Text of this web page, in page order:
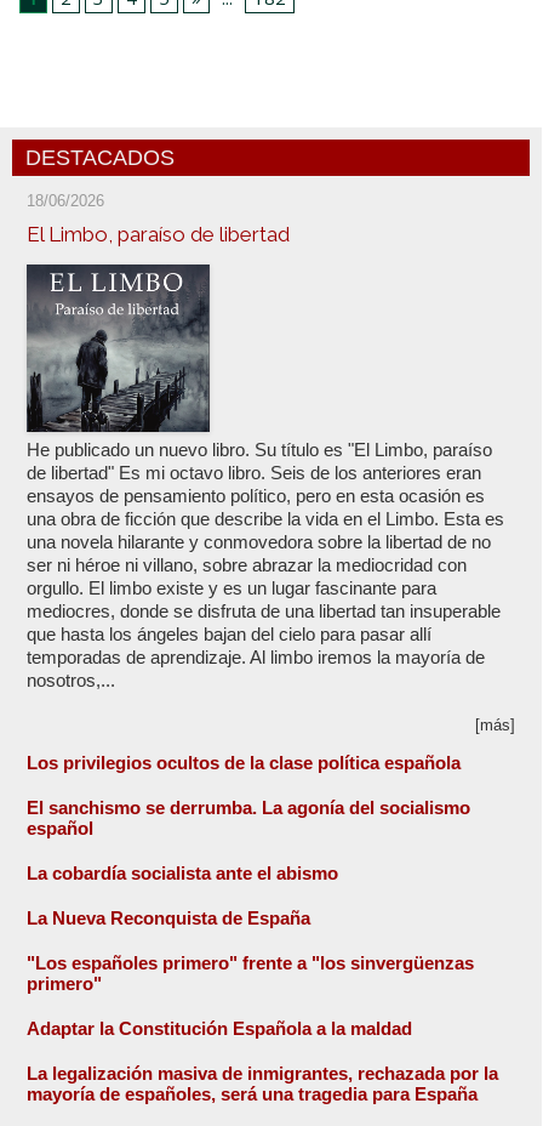
DESTACADOS
18/06/2026
El Limbo, paraíso de libertad
He publicado un nuevo libro. Su título es "El Limbo, paraíso
de libertad" Es mi octavo libro. Seis de los anteriores eran
ensayos de pensamiento político, pero en esta ocasión es
una obra de ficción que describe la vida en el Limbo. Esta es
una novela hilarante y conmovedora sobre la libertad de no
ser ni héroe ni villano, sobre abrazar la mediocridad con
orgullo. El limbo existe y es un lugar fascinante para
mediocres, donde se disfruta de una libertad tan insuperable
que hasta los ángeles bajan del cielo para pasar allí
temporadas de aprendizaje. Al limbo iremos la mayoría de
nosotros,...
[más]
Los privilegios ocultos de la clase política española
El sanchismo se derrumba. La agonía del socialismo
español
La cobardía socialista ante el abismo
La Nueva Reconquista de España
"Los españoles primero" frente a "los sinvergüenzas
primero"
Adaptar la Constitución Española a la maldad
La legalización masiva de inmigrantes, rechazada por la
mayoría de españoles, será una tragedia para España